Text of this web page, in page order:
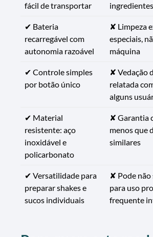
fácil de transportar
✔ Bateria
recarregável com
autonomia razoável
✘ Limpeza
especiais,
máquina
✔ Controle simples
por botão único
✘ Vedação
relatada
alguns
✔ Material
resistente: aço
inoxidável e
policarbonato
✘ Garantia
menos que
similares
✔ Versatilidade para
preparar shakes e
sucos individuais
✘ Pode não
para uso
frequente